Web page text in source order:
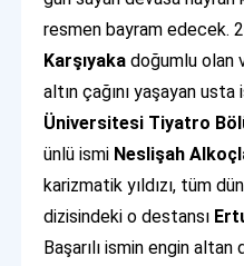
resmen bayram edecek.
Karşıyaka doğumlu olan
altın çağını yaşayan usta
Üniversitesi Tiyatro
ünlü ismi Neslişah
karizmatik yıldızı, tüm
dizisindeki o destansı
Başarılı ismin engin